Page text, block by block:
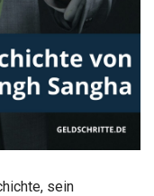
sein